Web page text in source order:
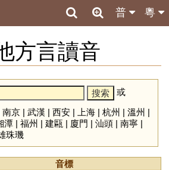
粵
普
方言讀音
或
南京| 武漢 | 西安| 上海| 杭州 | 溫州 |
潭| 福州 | 建甌 | 廈門 | 汕頭| 南寧|
珠璣
音標